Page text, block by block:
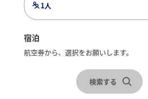
2名様用
1人
宿泊
航空券から、選択をお願いします。
検索する